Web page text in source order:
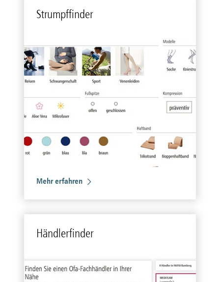
Strumpf­fin­der
Mehr erfahren
Händ­ler­fin­der